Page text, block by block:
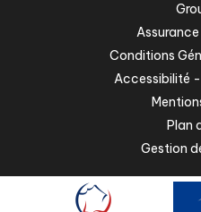
Conditions
Accessibilité
Plan
Gestion